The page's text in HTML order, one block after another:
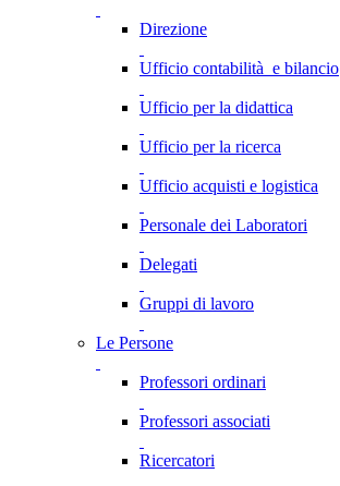
Direzione
Ufficio contabilità e bilancio
Ufficio per la didattica
Ufficio per la ricerca
Ufficio acquisti e logistica
Personale dei Laboratori
Delegati
Gruppi di lavoro
Le Persone
Professori ordinari
Professori associati
Ricercatori